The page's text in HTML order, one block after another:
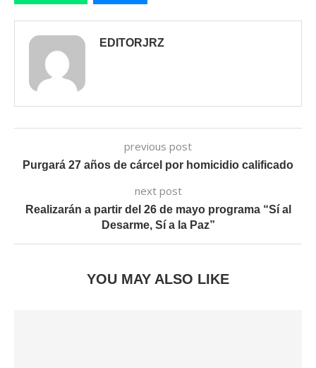
EDITORJRZ
previous post
Purgará 27 años de cárcel por homicidio calificado
next post
Realizarán a partir del 26 de mayo programa “Sí al
Desarme, Sí a la Paz”
YOU MAY ALSO LIKE